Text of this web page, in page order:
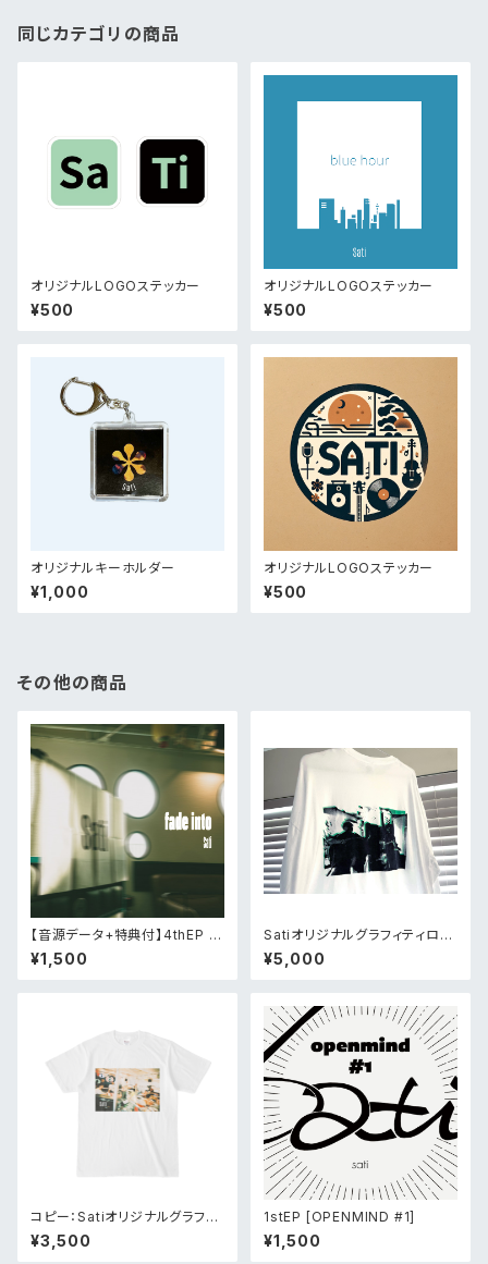
同じカテゴリの商品
オリジナルLOGOステッカー
¥500
オリジナルLOGOステッカー
¥500
オリジナルキーホルダー
¥1,000
オリジナルLOGOステッカー
¥500
その他の商品
【音源データ+特典付】4thEP [f
ade into]
¥1,500
Satiオリジナルグラフィティロン
ティー
¥5,000
コピー：Satiオリジナルグラフィ
ティTシャツ
¥3,500
1stEP [OPENMIND #1]
¥1,500